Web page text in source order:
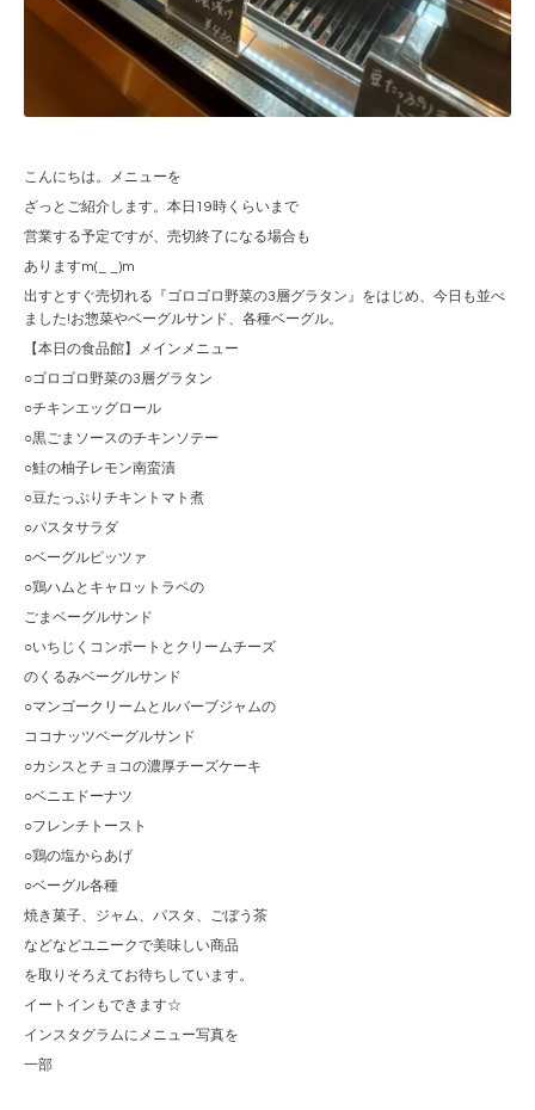
こんにちは。メニューを
ざっとご紹介します。本日19時くらいまで
営業する予定ですが、売切終了になる場合も
ありますm(_ _)m
出すとすぐ売切れる『ゴロゴロ野菜の3層グラタン』をはじめ、今日も並べ
ました!お惣菜やベーグルサンド、各種ベーグル。
【本日の食品館】メインメニュー
○ゴロゴロ野菜の3層グラタン
○チキンエッグロール
○黒ごまソースのチキンソテー
○鮭の柚子レモン南蛮漬
○豆たっぷりチキントマト煮
○パスタサラダ
○ベーグルピッツァ
○鶏ハムとキャロットラペの
ごまベーグルサンド
○いちじくコンポートとクリームチーズ
のくるみベーグルサンド
○マンゴークリームとルバーブジャムの
ココナッツベーグルサンド
○カシスとチョコの濃厚チーズケーキ
○ベニエドーナツ
○フレンチトースト
○鶏の塩からあげ
○ベーグル各種
焼き菓子、ジャム、パスタ、ごぼう茶
などなどユニークで美味しい商品
を取りそろえてお待ちしています。
イートインもできます☆
インスタグラムにメニュー写真を
一部